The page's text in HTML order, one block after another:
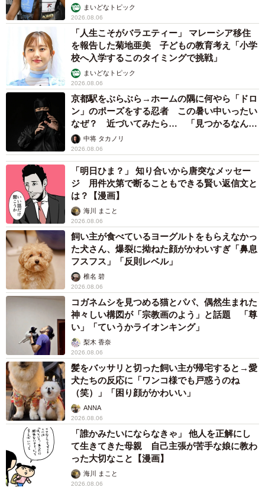
猫 最後は飼い主にダイブする姿に「間違いなく犬」「完全に
親子」と反響
梨木 香奈
2026.08.06
がんと片目の失明、3時間おきの壮絶な介護を
乗り越えた猫 「叶わないかもしれない」と覚
悟した19歳の誕生日を迎えて感動
古川 諭香
2026.08.06
「カニにアジをあげると青くなる」ほんと
に！？ 「自然の染色技術が凄い」と話題に
その理由とは…？
竹中 友一（RinToris）
2026.08.06
誰も求めていない職場の「謎マナー」、「過剰
な挨拶」や「お土産配り」を抑えた1位は？
やめられない理由は「周りの目」
まいどなデータ
2026.08.06
自転車通行可の歩道 電動キックボードで走行
中、小学生とあわや衝突！ 「歩道走行は道交
法違反でしょ」と指摘されました【弁護士が解
説】長澤 芳子
2026.08.06
タイの電車の中で見た優先席のマーク 子ど
も、妊娠、けが人、お年寄り… 一つだけ謎の
ものが！？「だから黄色なんですね」
中将 タカノリ
2026.08.06
【物価高が直撃】お盆帰省「予定なし」が約半
数 新幹線・高速バスの「使い分け」が鮮明に
まいどなニュース情報部
2026.08.06
83歳父が骨折で入院 ３カ月の病院生活があま
りに退屈で「画用紙と色鉛筆持ってこい！」→
スケッチブックを見た家族が仰天「これ、売れ